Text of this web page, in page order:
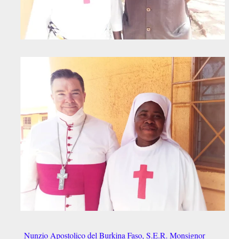
Nunzio Apostolico del Burkina Faso, S.E.R. Monsignor